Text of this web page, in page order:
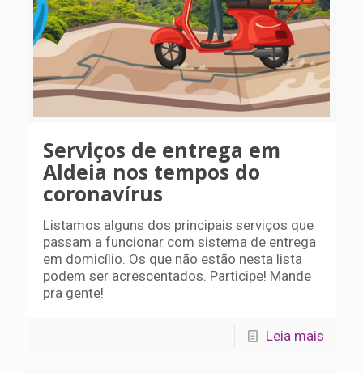
Serviços de entrega em
Aldeia nos tempos do
coronavírus
Listamos alguns dos principais serviços que
passam a funcionar com sistema de entrega
em domicílio. Os que não estão nesta lista
podem ser acrescentados. Participe! Mande
pra gente!
Leia mais